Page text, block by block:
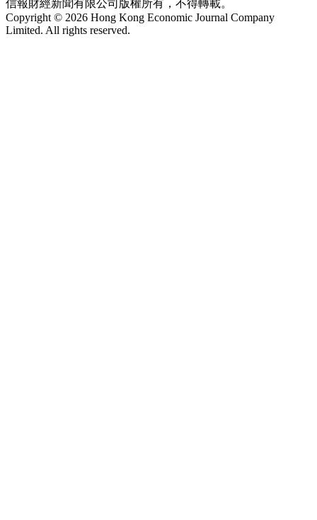
信報財經新聞有限公司版權所有，不得轉載。
Copyright © 2026 Hong Kong Economic Journal Company
Limited. All rights reserved.